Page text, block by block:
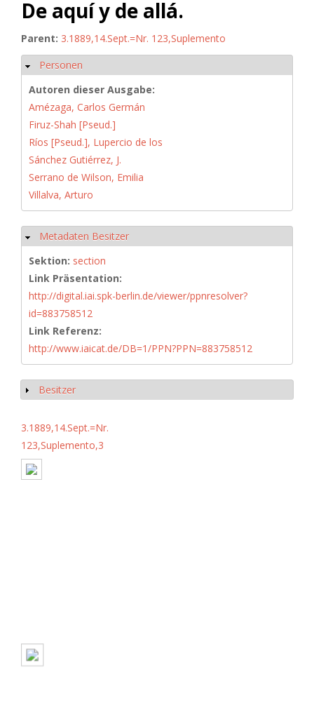
De aquí y de allá.
Parent: 3.1889,14.Sept.=Nr. 123,Suplemento
Hide
Personen
Autoren dieser Ausgabe:
Amézaga, Carlos Germán
Firuz-Shah [Pseud.]
Ríos [Pseud.], Lupercio de los
Sánchez Gutiérrez, J.
Serrano de Wilson, Emilia
Villalva, Arturo
Hide
Metadaten Besitzer
Sektion: section
Link Präsentation:
http://digital.iai.spk-berlin.de/viewer/ppnresolver?
id=883758512
Link Referenz:
http://www.iaicat.de/DB=1/PPN?PPN=883758512
Show
Besitzer
3.1889,14.Sept.=Nr.
123,Suplemento,3